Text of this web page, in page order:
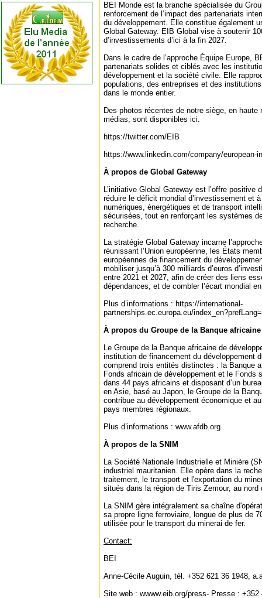
BEI Monde est la branche spécialisée du
renforcement de l’impact des partenariats
du développement. Elle constitue également
Global Gateway. EIB Global vise à soutenir
d’investissements d’ici à la fin 2027.
Dans le cadre de l’approche Équipe Europe,
partenariats solides et ciblés avec les
développement et la société civile. Elle
populations, des entreprises et des
dans le monde entier.
Des photos récentes de notre siège, en
médias, sont disponibles ici.
https://twitter.com/EIB
https://www.linkedin.com/company/european-
À propos de Global Gateway
L’initiative Global Gateway est l’offre positive
réduire le déficit mondial d’investissement et
numériques, énergétiques et de transport
sécurisées, tout en renforçant les systèmes
recherche.
La stratégie Global Gateway incarne
réunissant l’Union européenne, les États
européennes de financement du
mobiliser jusqu’à 300 milliards d’euros
entre 2021 et 2027, afin de créer des liens
dépendances, et de combler l’écart mondial
Plus d’informations : https://international-
partnerships.ec.europa.eu/
À propos du Groupe de la Banque
Le Groupe de la Banque africaine de
institution de financement du développement
comprend trois entités distinctes : la Banque
Fonds africain de développement et le Fonds
dans 44 pays africains et disposant d’un
en Asie, basé au Japon, le Groupe de la
contribue au développement économique et
pays membres régionaux.
Plus d’informations : www.afdb.org
À propos de la SNIM
La Société Nationale Industrielle et Minière
industriel mauritanien. Elle opère dans la
traitement, le transport et l'exportation du
situés dans la région de Tiris Zemour, au nord
La SNIM gère intégralement sa chaîne
sa propre ligne ferroviaire, longue de plus de
utilisée pour le transport du minerai de fer.
Contact:
BEI
Anne-Cécile Auguin, tél. +352 621 36 1948,
Site web : wwww.eib.org/press- Presse :